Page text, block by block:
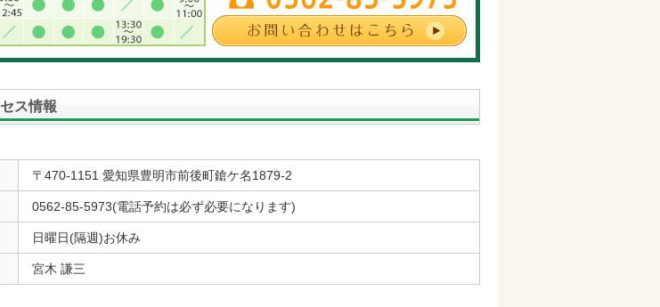
ス情報
〒470-1151 愛知県豊明市前後町鎗ケ名1879-2
0562-85-5973(電話予約は必ず必要になります)
日曜日(隔週)お休み
宮木 謙三